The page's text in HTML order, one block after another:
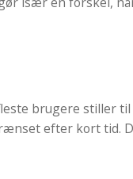
brugere stiller
efter kort tid.